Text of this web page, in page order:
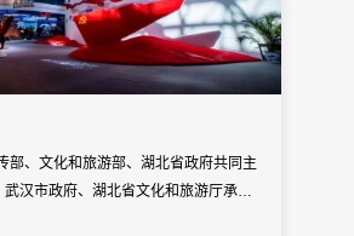
部、文化和旅游部、湖北省政府共同主
汉市政府、湖北省文化和旅游厅承办
博览会圆满落下帷幕。